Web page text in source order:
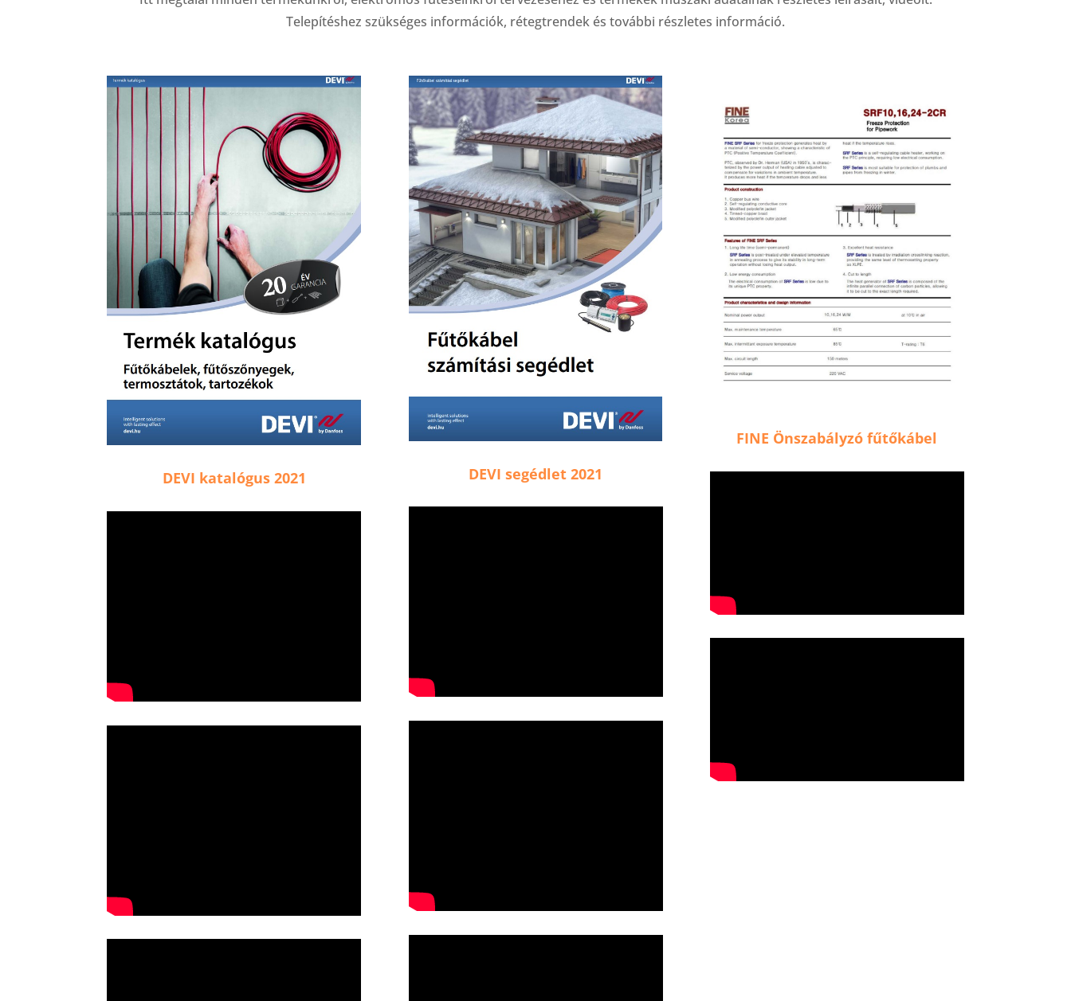
Telepítéshez szükséges információk, rétegtrendek és további részletes információ.
DEVI katalógus 2021 DEVI segédlet 2021
FINE Önszabályzó fűtőkábel